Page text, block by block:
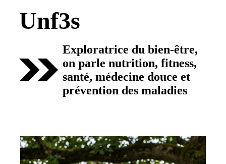
Unf3s
Exploratrice du bien-être,
on parle nutrition, fitness,
santé, médecine douce et
prévention des maladies